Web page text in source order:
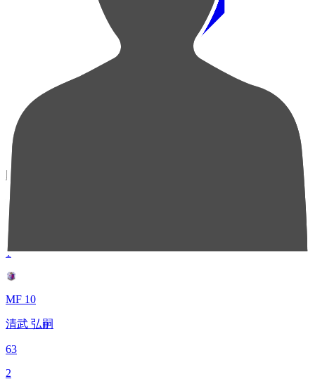
順位
選手名
成績
1
MF 10
清武 弘嗣
63
2